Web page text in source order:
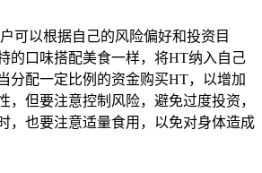
可以根据自己的风险偏好和投资目
的口味搭配美食一样，将HT纳入自己
分配一定比例的资金购买HT，以增加
，但要注意控制风险，避免过度投资，
，也要注意适量食用，以免对身体造成